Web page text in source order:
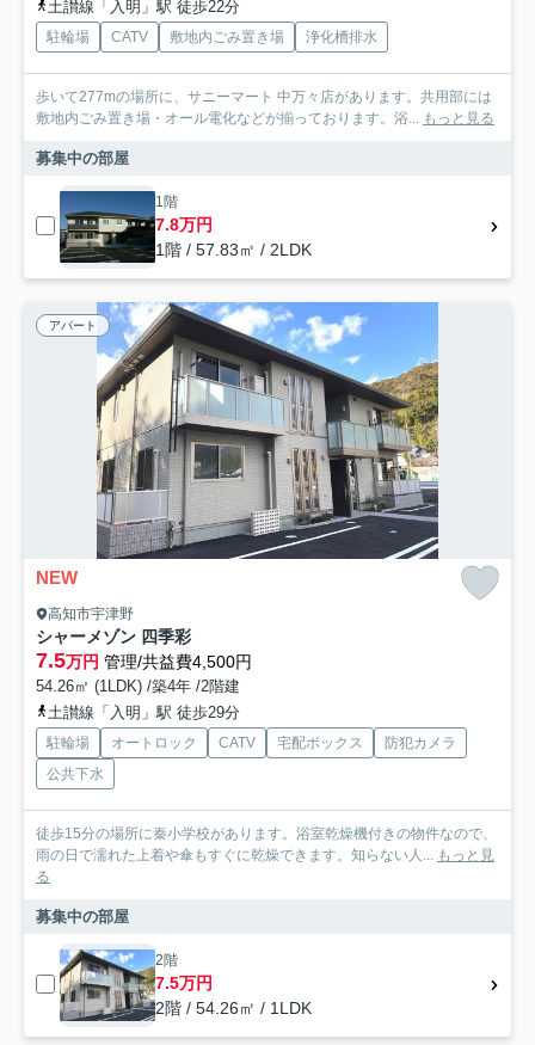
土讃線「入明」駅 徒歩22分
駐輪場 CATV 敷地内ごみ置き場 浄化槽排水
歩いて277mの場所に、サニーマート 中万々店があります。共用部には
敷地内ごみ置き場・オール電化などが揃っております。浴...
もっと見る
募集中の部屋
1階
7.8万円
1階 / 57.83㎡ / 2LDK
アパート
NEW
高知市宇津野
シャーメゾン 四季彩
7.5万円 管理/共益費4,500円
54.26㎡ (1LDK) /築4年 /2階建
土讃線「入明」駅 徒歩29分
駐輪場 オートロック CATV 宅配ボックス
防犯カメラ
公共下水
徒歩15分の場所に秦小学校があります。浴室乾燥機付きの物件なので、
雨の日で濡れた上着や傘もすぐに乾燥できます。知らない人...
もっと見
る
募集中の部屋
2階
7.5万円
2階 / 54.26㎡ / 1LDK